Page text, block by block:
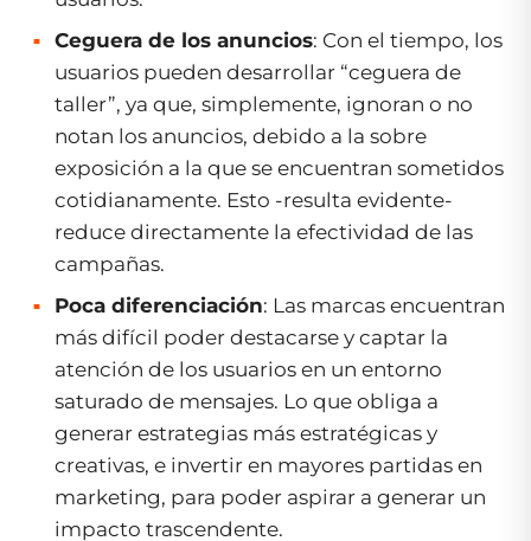
Ceguera de los anuncios: Con el tiempo, los
usuarios pueden desarrollar “ceguera de
taller”, ya que, simplemente, ignoran o no
notan los anuncios, debido a la sobre
exposición a la que se encuentran sometidos
cotidianamente. Esto -resulta evidente-
reduce directamente la efectividad de las
campañas.
Poca diferenciación: Las marcas encuentran
más difícil poder destacarse y captar la
atención de los usuarios en un entorno
saturado de mensajes. Lo que obliga a
generar estrategias más estratégicas y
creativas, e invertir en mayores partidas en
marketing, para poder aspirar a generar un
impacto trascendente.